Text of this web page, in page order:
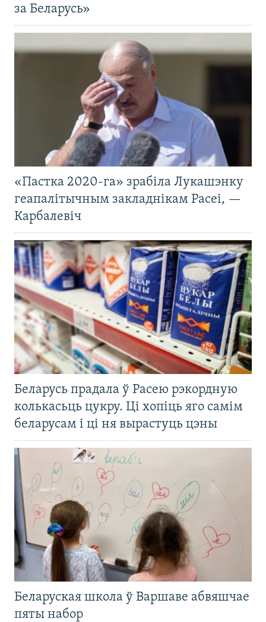
за Беларусь»
«Пастка 2020-га» зрабіла Лукашэнку
геапалітычным закладнікам Расеі, —
Карбалевіч
Беларусь прадала ў Расею рэкордную
колькасьць цукру. Ці хопіць яго самім
беларусам і ці ня вырастуць цэны
Беларуская школа ў Варшаве абвяшчае
пяты набор